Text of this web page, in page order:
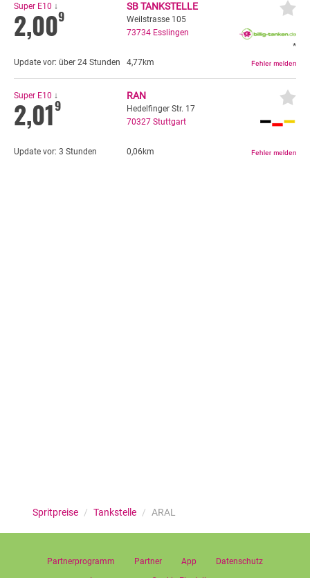
Super E10 ↓
2,009
SB TANKSTELLE
Weilstrasse 105
73734 Esslingen
*
Update vor: über 24 Stunden 4,77km
Super E10 ↓
2,019
RAN
Hedelfinger Str. 17
70327 Stuttgart
Update vor: 3 Stunden 0,06km
Spritpreise / Tankstelle / ARAL
Partnerprogramm Partner App
Datenschutz